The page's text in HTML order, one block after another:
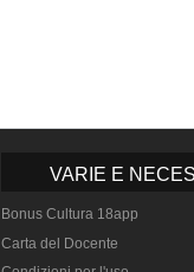
VARIE E
Bonus Cultura 18app
Carta del Docente